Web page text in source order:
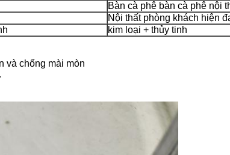
Bàn cà phê bàn ​​cà phê nội
Nội thất phòng khách hiện
kim loại + thủy tinh
và chống mài mòn